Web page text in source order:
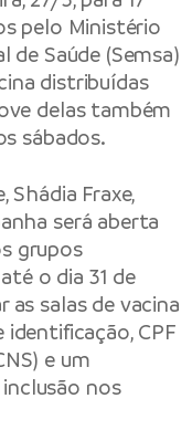
pelo Ministério
de Saúde (Semsa)
distribuídas
delas também
sábados.
Shádia Fraxe,
será aberta
grupos
o dia 31 de
as salas de vacina
CPF
e um
nos